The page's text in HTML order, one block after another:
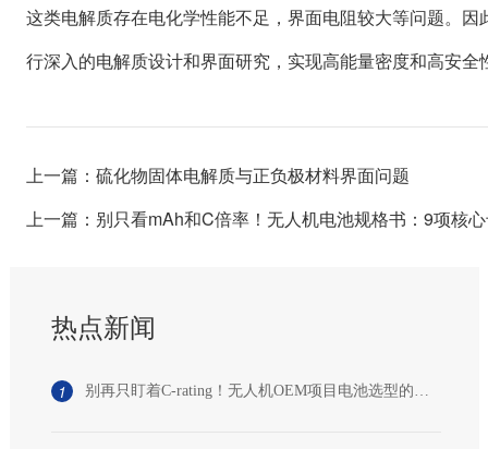
这类电解质存在电化学性能不足，界面电阻较大等问题。
行深入的电解质设计和界面研究，实现高能量密度和高安
上一篇：硫化物固体电解质与正负极材料界面问题
上一篇：别只看mAh和C倍率！无人机电池规格书：9项核
热点新闻
1 别再只盯着C-rating！无人机OEM项目电池选型的致命盲区